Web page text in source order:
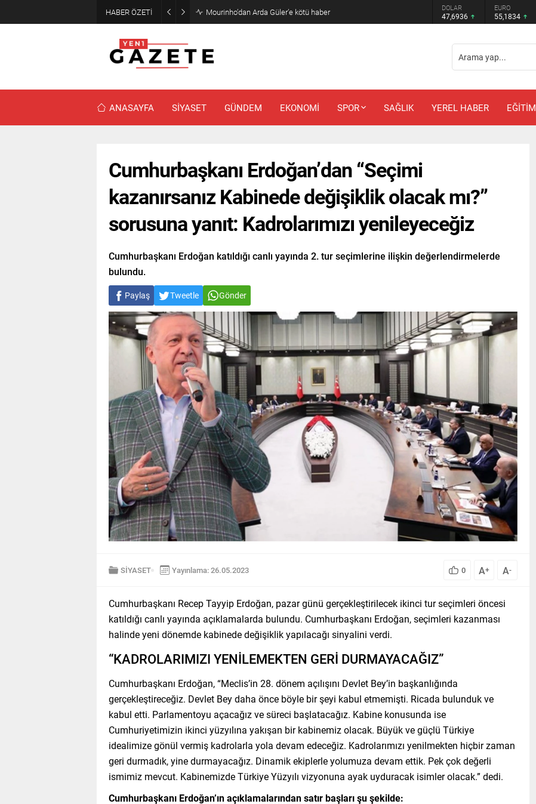
HABER ÖZETİ Mourinho’dan Arda Güler’e kötü haber DOLAR
47,6936
EURO
55,1834
ANASAYFA SİYASET GÜNDEM EKONOMİ SPOR SAĞLIK YEREL HABER EĞİTİM
Cumhurbaşkanı Erdoğan’dan “Seçimi
kazanırsanız Kabinede değişiklik olacak mı?”
sorusuna yanıt: Kadrolarımızı yenileyeceğiz
Cumhurbaşkanı Erdoğan katıldığı canlı yayında 2. tur seçimlerine ilişkin değerlendirmelerde
bulundu.
Paylaş Tweetle Gönder
SİYASET Yayınlama: 26.05.2023 0 A+ A-
Cumhurbaşkanı Recep Tayyip Erdoğan, pazar günü gerçekleştirilecek ikinci tur seçimleri öncesi
katıldığı canlı yayında açıklamalarda bulundu. Cumhurbaşkanı Erdoğan, seçimleri kazanması
halinde yeni dönemde kabinede değişiklik yapılacağı sinyalini verdi.
“KADROLARIMIZI YENİLEMEKTEN GERİ DURMAYACAĞIZ”
Cumhurbaşkanı Erdoğan, “Meclis’in 28. dönem açılışını Devlet Bey’in başkanlığında
gerçekleştireceğiz. Devlet Bey daha önce böyle bir şeyi kabul etmemişti. Ricada bulunduk ve
kabul etti. Parlamentoyu açacağız ve süreci başlatacağız. Kabine konusunda ise
Cumhuriyetimizin ikinci yüzyılına yakışan bir kabinemiz olacak. Büyük ve güçlü Türkiye
idealimize gönül vermiş kadrolarla yola devam edeceğiz. Kadrolarımızı yenilmekten hiçbir zaman
geri durmadık, yine durmayacağız. Dinamik ekiplerle yolumuza devam ettik. Pek çok değerli
ismimiz mevcut. Kabinemizde Türkiye Yüzyılı vizyonuna ayak uyduracak isimler olacak.” dedi.
Cumhurbaşkanı Erdoğan’ın açıklamalarından satır başları şu şekilde: